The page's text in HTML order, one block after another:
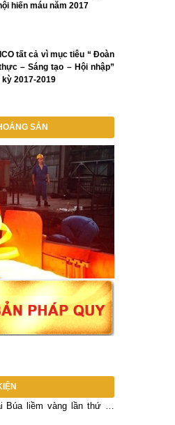
hiến máu năm 2017
tất cả vì mục tiêu “ Đoàn
– Sáng tạo – Hội nhập”
2017-2019
SẢN
Búa liềm vàng lần thứ IX